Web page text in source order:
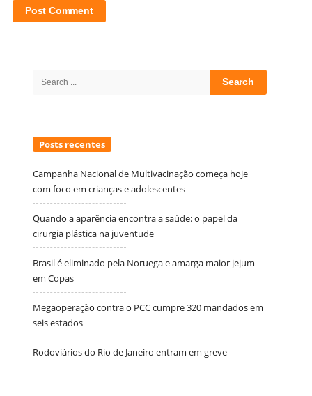
Posts recentes
Campanha Nacional de Multivacinação começa hoje
com foco em crianças e adolescentes
Quando a aparência encontra a saúde: o papel da
cirurgia plástica na juventude
Brasil é eliminado pela Noruega e amarga maior jejum
em Copas
Megaoperação contra o PCC cumpre 320 mandados em
seis estados
Rodoviários do Rio de Janeiro entram em greve